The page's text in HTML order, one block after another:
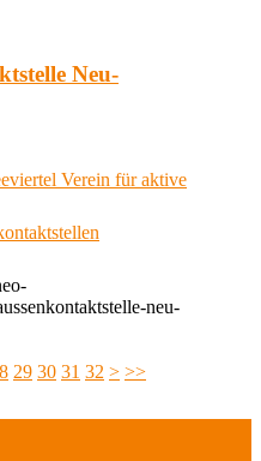
Neu-
Verein für aktive
neu-
29 30 31 32 > >>